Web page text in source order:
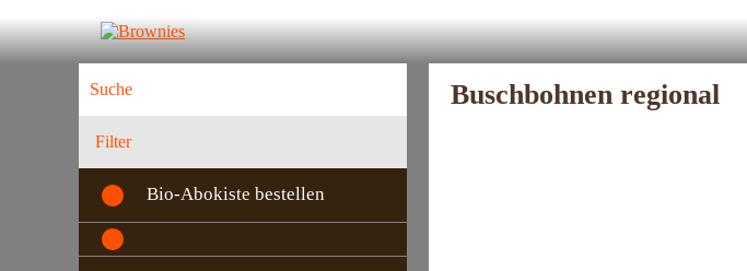
Filter
Bio-Abokiste bestellen
Buschbohnen regional